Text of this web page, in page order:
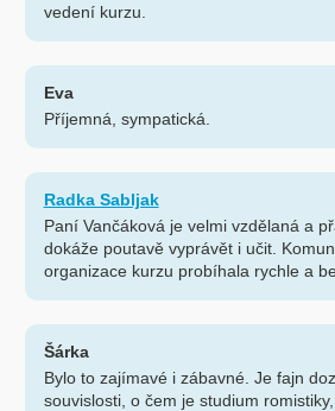
vedení kurzu.
Eva
Příjemná, sympatická.
Radka Sabljak
Paní Vančáková je velmi vzdělaná a
dokáže poutavě vyprávět i učit.
organizace kurzu probíhala rychle a
Šárka
Bylo to zajímavé i zábavné. Je fajn
souvislosti, o čem je studium